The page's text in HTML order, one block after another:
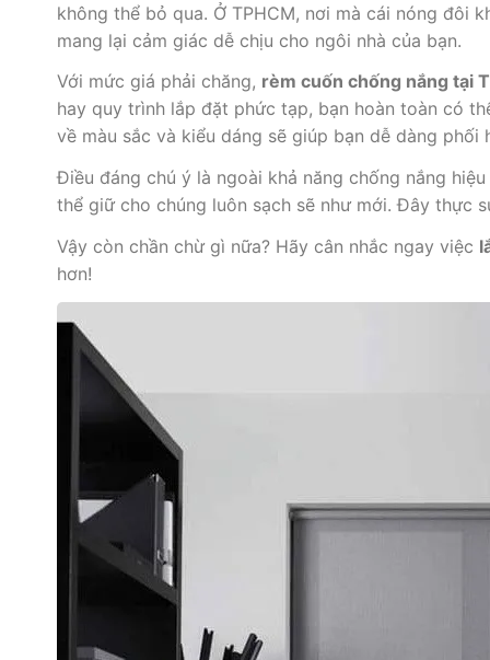
không thể bỏ qua. Ở TPHCM, nơi mà cái nóng đôi
mang lại cảm giác dễ chịu cho ngôi nhà của bạn.
Với mức giá phải chăng, rèm cuốn chống nắng tại
hay quy trình lắp đặt phức tạp, bạn hoàn toàn có
về màu sắc và kiểu dáng sẽ giúp bạn dễ dàng phối
Điều đáng chú ý là ngoài khả năng chống nắng
thể giữ cho chúng luôn sạch sẽ như mới. Đây thực
Vậy còn chần chừ gì nữa? Hãy cân nhắc ngay việc
hơn!